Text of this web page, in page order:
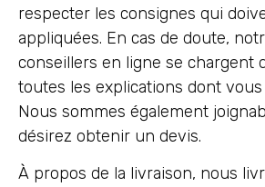
respecter les consignes qui
appliquées. En cas de doute,
conseillers en ligne se chargent
toutes les explications dont vous
Nous sommes également
désirez obtenir un devis.
À propos de la livraison, nous